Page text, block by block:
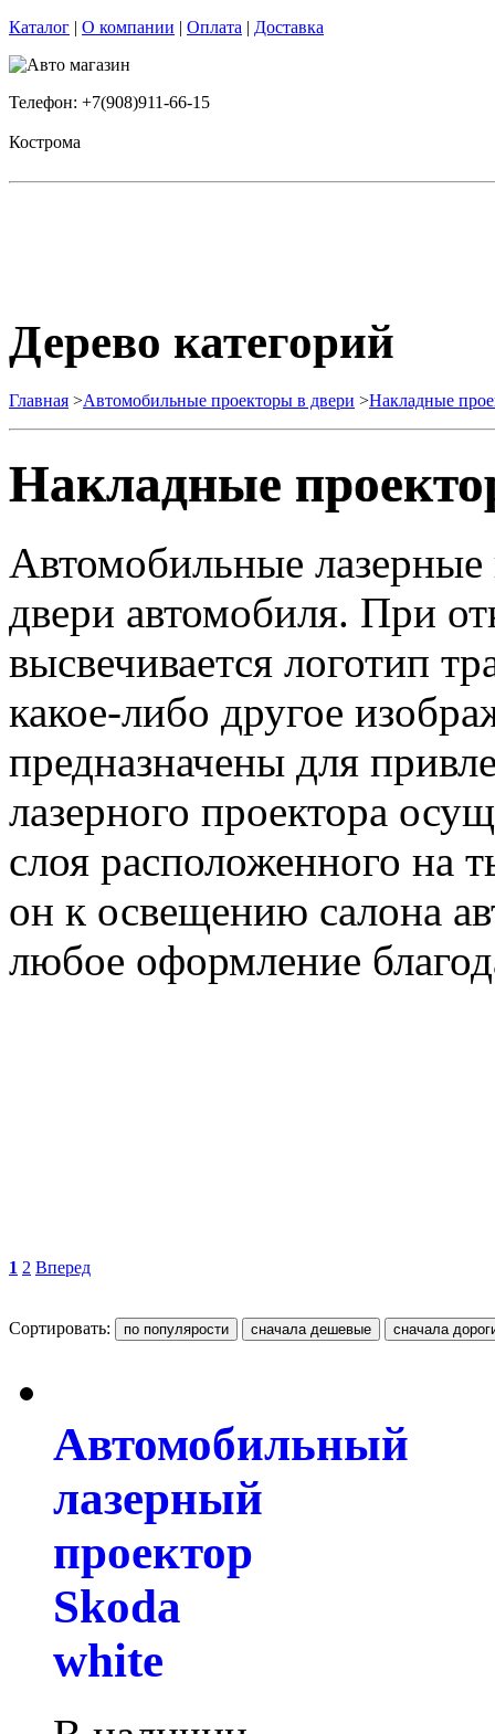
Каталог | О компании | Оплата | Доставка
Телефон: +7(908)911-66-15
Кострома
Дерево категорий
Главная >Автомобильные проекторы в двери >Накладные
Накладные
Автомобильные лазерные
двери автомобиля. При
высвечивается логотип
какое-либо другое
предназначены для
лазерного проектора
слоя расположенного на
он к освещению салона
любое оформление
1 2 Вперед
Сортировать:
Автомобильный
лазерный
проектор
Skoda
white